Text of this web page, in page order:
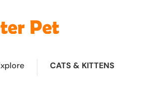
CATS & KITTENS